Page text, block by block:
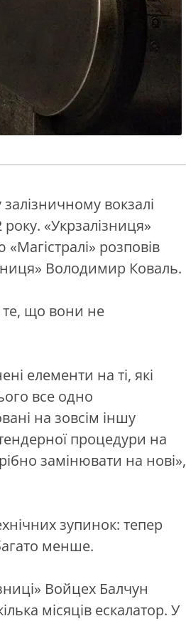
вокзалі
«Укрзалізниця»
розповів
Володимир Коваль.
те, що вони не
елементи на ті, які
все одно
на зовсім іншу
процедури на
замінювати на нові»,
зупинок: тепер
менше.
Войцех Балчун
місяців ескалатор. У